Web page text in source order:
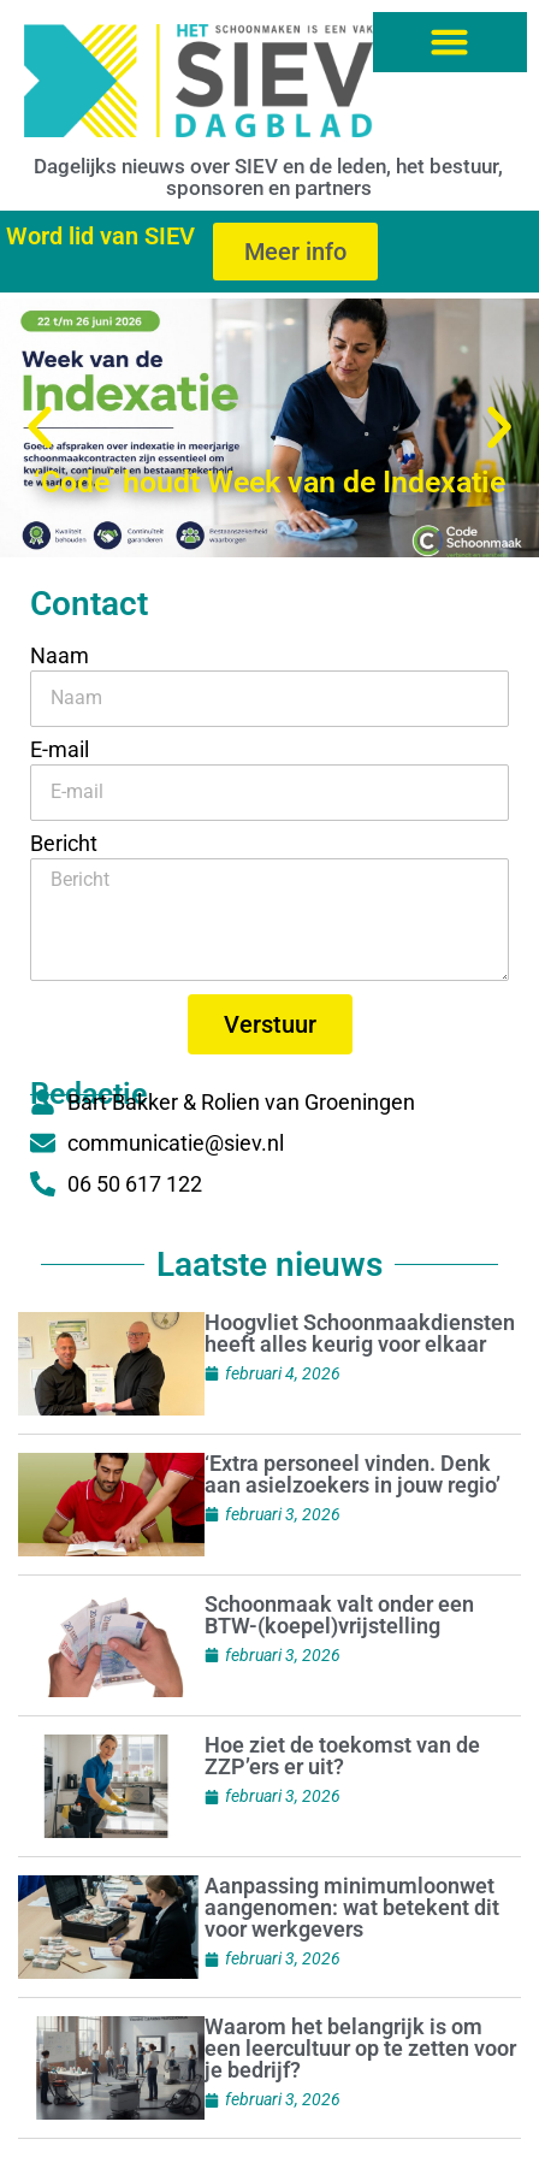
Dagelijks nieuws over SIEV en de leden, het bestuur,
sponsoren en partners
Word lid van SIEV
Meer info
‘Code’ houdt Week van de Indexatie
Contact
Naam
E-mail
Bericht
Verstuur
Redactie
Bart Bakker & Rolien van Groeningen
communicatie@siev.nl
06 50 617 122
Laatste nieuws
Hoogvliet Schoonmaakdiensten
heeft alles keurig voor elkaar
februari 4, 2026
‘Extra personeel vinden. Denk
aan asielzoekers in jouw regio’
februari 3, 2026
Schoonmaak valt onder een
BTW-(koepel)vrijstelling
februari 3, 2026
Hoe ziet de toekomst van de
ZZP’ers er uit?
februari 3, 2026
Aanpassing minimumloonwet
aangenomen: wat betekent dit
voor werkgevers
februari 3, 2026
Waarom het belangrijk is om
een leercultuur op te zetten voor
je bedrijf?
februari 3, 2026